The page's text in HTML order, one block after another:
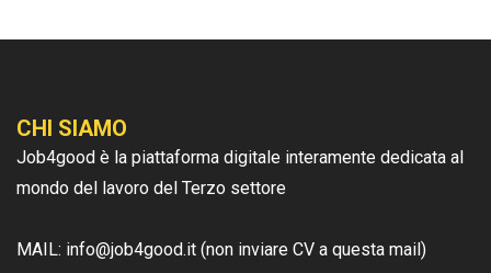
CHI SIAMO
Job4good è la piattaforma digitale interamente dedicata al
mondo del lavoro del Terzo settore
MAIL: info@job4good.it (non inviare CV a questa mail)